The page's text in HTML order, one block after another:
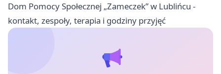
Dom Pomocy Społecznej „Zameczek” w Lublińcu -
kontakt, zespoły, terapia i godziny przyjęć